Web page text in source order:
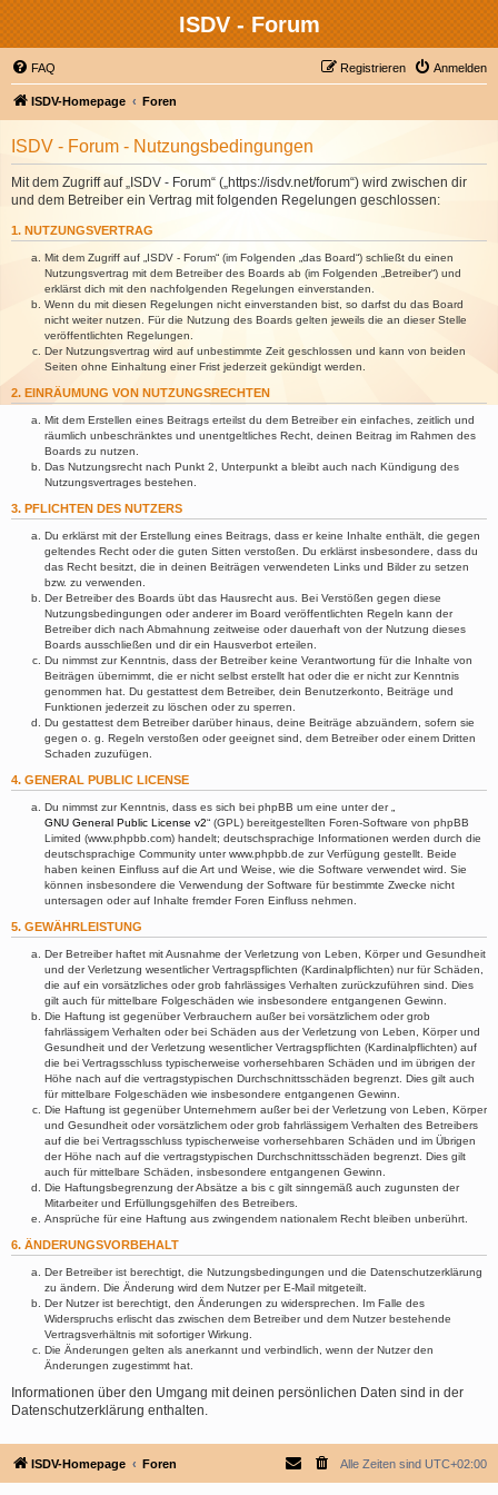
ISDV - Forum
FAQ Anmelden
Registrieren
ISDV-Homepage Foren
ISDV - Forum - Nutzungsbedingungen
Mit dem Zugriff auf „ISDV - Forum“ („https://isdv.net/forum“) wird zwischen dir
und dem Betreiber ein Vertrag mit folgenden Regelungen geschlossen:
1. NUTZUNGSVERTRAG
Mit dem Zugriff auf „ISDV - Forum“ (im Folgenden „das Board“) schließt du einen
Nutzungsvertrag mit dem Betreiber des Boards ab (im Folgenden „Betreiber“) und
erklärst dich mit den nachfolgenden Regelungen einverstanden.
Wenn du mit diesen Regelungen nicht einverstanden bist, so darfst du das Board
nicht weiter nutzen. Für die Nutzung des Boards gelten jeweils die an dieser Stelle
veröffentlichten Regelungen.
Der Nutzungsvertrag wird auf unbestimmte Zeit geschlossen und kann von beiden
Seiten ohne Einhaltung einer Frist jederzeit gekündigt werden.
2. EINRÄUMUNG VON NUTZUNGSRECHTEN
Mit dem Erstellen eines Beitrags erteilst du dem Betreiber ein einfaches, zeitlich und
räumlich unbeschränktes und unentgeltliches Recht, deinen Beitrag im Rahmen des
Boards zu nutzen.
Das Nutzungsrecht nach Punkt 2, Unterpunkt a bleibt auch nach Kündigung des
Nutzungsvertrages bestehen.
3. PFLICHTEN DES NUTZERS
Du erklärst mit der Erstellung eines Beitrags, dass er keine Inhalte enthält, die gegen
geltendes Recht oder die guten Sitten verstoßen. Du erklärst insbesondere, dass du
das Recht besitzt, die in deinen Beiträgen verwendeten Links und Bilder zu setzen
bzw. zu verwenden.
Der Betreiber des Boards übt das Hausrecht aus. Bei Verstößen gegen diese
Nutzungsbedingungen oder anderer im Board veröffentlichten Regeln kann der
Betreiber dich nach Abmahnung zeitweise oder dauerhaft von der Nutzung dieses
Boards ausschließen und dir ein Hausverbot erteilen.
Du nimmst zur Kenntnis, dass der Betreiber keine Verantwortung für die Inhalte von
Beiträgen übernimmt, die er nicht selbst erstellt hat oder die er nicht zur Kenntnis
genommen hat. Du gestattest dem Betreiber, dein Benutzerkonto, Beiträge und
Funktionen jederzeit zu löschen oder zu sperren.
Du gestattest dem Betreiber darüber hinaus, deine Beiträge abzuändern, sofern sie
gegen o. g. Regeln verstoßen oder geeignet sind, dem Betreiber oder einem Dritten
Schaden zuzufügen.
4. GENERAL PUBLIC LICENSE
Du nimmst zur Kenntnis, dass es sich bei phpBB um eine unter der „
GNU General Public License v2“ (GPL) bereitgestellten Foren-Software von phpBB
Limited (www.phpbb.com) handelt; deutschsprachige Informationen werden durch die
deutschsprachige Community unter www.phpbb.de zur Verfügung gestellt. Beide
haben keinen Einfluss auf die Art und Weise, wie die Software verwendet wird. Sie
können insbesondere die Verwendung der Software für bestimmte Zwecke nicht
untersagen oder auf Inhalte fremder Foren Einfluss nehmen.
5. GEWÄHRLEISTUNG
Der Betreiber haftet mit Ausnahme der Verletzung von Leben, Körper und Gesundheit
und der Verletzung wesentlicher Vertragspflichten (Kardinalpflichten) nur für Schäden,
die auf ein vorsätzliches oder grob fahrlässiges Verhalten zurückzuführen sind. Dies
gilt auch für mittelbare Folgeschäden wie insbesondere entgangenen Gewinn.
Die Haftung ist gegenüber Verbrauchern außer bei vorsätzlichem oder grob
fahrlässigem Verhalten oder bei Schäden aus der Verletzung von Leben, Körper und
Gesundheit und der Verletzung wesentlicher Vertragspflichten (Kardinalpflichten) auf
die bei Vertragsschluss typischerweise vorhersehbaren Schäden und im übrigen der
Höhe nach auf die vertragstypischen Durchschnittsschäden begrenzt. Dies gilt auch
für mittelbare Folgeschäden wie insbesondere entgangenen Gewinn.
Die Haftung ist gegenüber Unternehmern außer bei der Verletzung von Leben, Körper
und Gesundheit oder vorsätzlichem oder grob fahrlässigem Verhalten des Betreibers
auf die bei Vertragsschluss typischerweise vorhersehbaren Schäden und im Übrigen
der Höhe nach auf die vertragstypischen Durchschnittsschäden begrenzt. Dies gilt
auch für mittelbare Schäden, insbesondere entgangenen Gewinn.
Die Haftungsbegrenzung der Absätze a bis c gilt sinngemäß auch zugunsten der
Mitarbeiter und Erfüllungsgehilfen des Betreibers.
Ansprüche für eine Haftung aus zwingendem nationalem Recht bleiben unberührt.
6. ÄNDERUNGSVORBEHALT
Der Betreiber ist berechtigt, die Nutzungsbedingungen und die Datenschutzerklärung
zu ändern. Die Änderung wird dem Nutzer per E-Mail mitgeteilt.
Der Nutzer ist berechtigt, den Änderungen zu widersprechen. Im Falle des
Widerspruchs erlischt das zwischen dem Betreiber und dem Nutzer bestehende
Vertragsverhältnis mit sofortiger Wirkung.
Die Änderungen gelten als anerkannt und verbindlich, wenn der Nutzer den
Änderungen zugestimmt hat.
Informationen über den Umgang mit deinen persönlichen Daten sind in der
Datenschutzerklärung enthalten.
ISDV-Homepage Foren Alle Zeiten sind UTC+02:00